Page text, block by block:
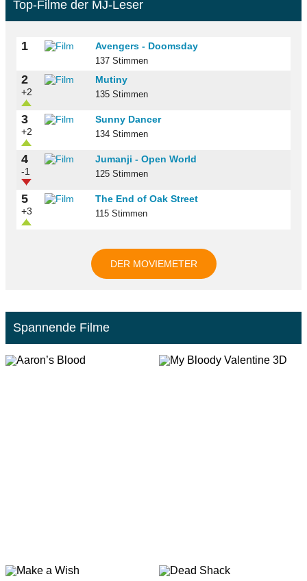
Top-Filme der MJ-Leser
1 Avengers - Doomsday
137 Stimmen
2
+2
Mutiny
135 Stimmen
3
+2
Sunny Dancer
134 Stimmen
4
-1
Jumanji - Open World
125 Stimmen
5
+3
The End of Oak Street
115 Stimmen
DER MOVIEMETER
Spannende Filme